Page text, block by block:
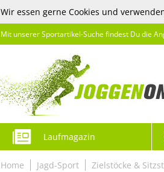
Wir essen gerne Cookies und
Mit unserer Sportartikel-Suche findest Du die
Laufmagazin
Home Jagd-Sport Zielstöcke &